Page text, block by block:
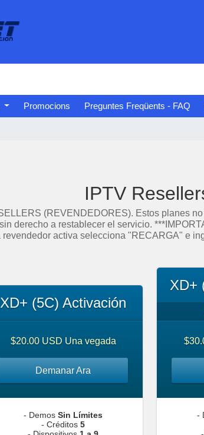
Promocions Preguntes Freqüents - FAQ
IPTV
(REVENDEDORES). Estos planes
derecho a restablecer el servicio.
revendedor activa selecciona "RECARGA" e
XD+ (5C) Activación
$20.00 USD Una vegada
Demanar Ara
- Demos Sin Límites
- Créditos 5
XD+
-